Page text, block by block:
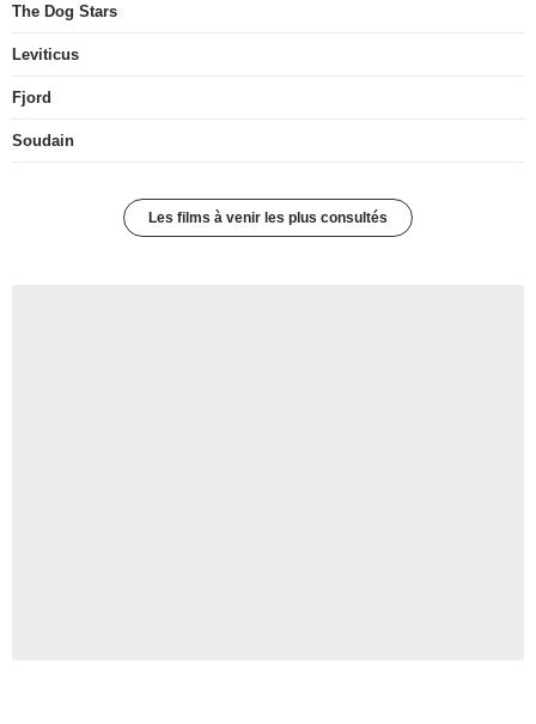
The Dog Stars
Leviticus
Fjord
Soudain
Les films à venir les plus consultés